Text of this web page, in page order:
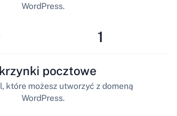
WordPress.
1
pocztowe
które możesz utworzyć z domeną
WordPress.